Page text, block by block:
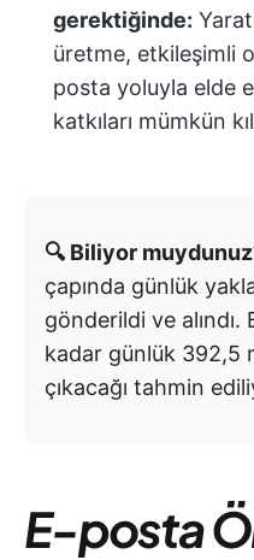
gerektiğinde:
üretme, etkileşimli
posta yoluyla elde
katkıları mümkün
🔍 Biliyor
çapında günlük
gönderildi ve alındı.
kadar günlük 392,5
çıkacağı tahmin
E-posta